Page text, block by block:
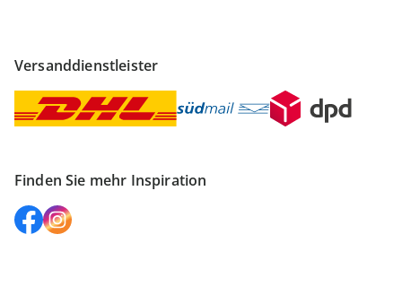
Versanddienstleister
Finden Sie mehr Inspiration